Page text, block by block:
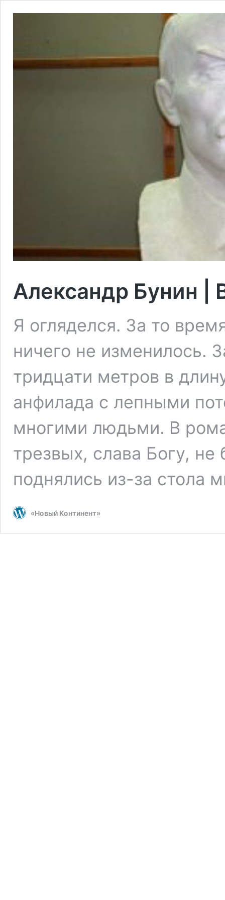
Александр Бунин |
Я огляделся. За то
ничего не изменилось.
тридцати метров в
анфилада с лепными
многими людьми. В
трезвых, слава Богу,
поднялись из-за стола
«Новый Континент»